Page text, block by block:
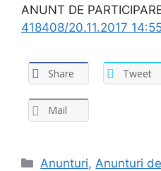
ANUNT DE
418408/20.11.2017
Share Tweet
Mail
Anunturi, Anunturi